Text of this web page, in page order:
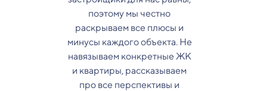
поэтому мы честно
раскрываем все плюсы и
минусы каждого объекта. Не
навязываем конкретные ЖК
и квартиры, рассказываем
про все перспективы и